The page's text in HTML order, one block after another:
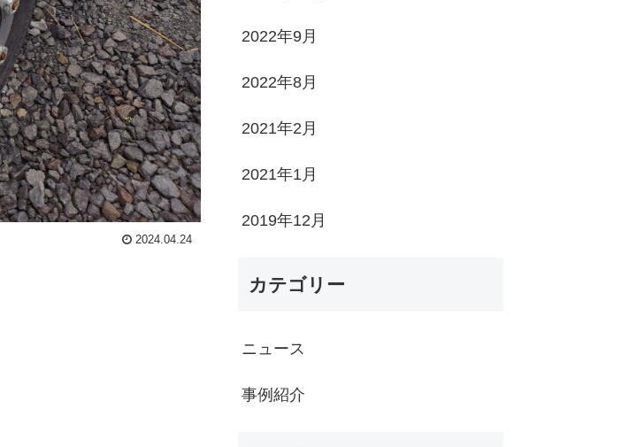
2024.04.24
2022年9月
2022年8月
2021年2月
2021年1月
2019年12月
カテゴリー
ニュース
事例紹介